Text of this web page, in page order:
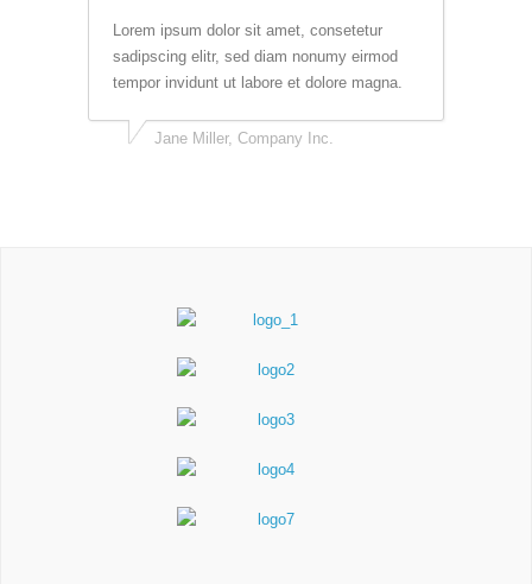
Lorem ipsum dolor sit amet, consetetur
sadipscing elitr, sed diam nonumy eirmod
tempor invidunt ut labore et dolore magna.
Jane Miller, Company Inc.